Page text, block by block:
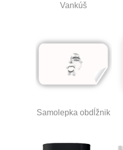
Vankúš
Samolepka obdĺžnik